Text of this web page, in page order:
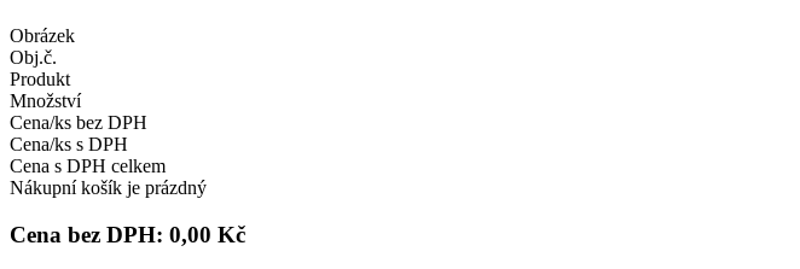
Obrázek
Obj.č.
Produkt
Množství
Cena/ks bez DPH
Cena/ks s DPH
Cena s DPH celkem
Nákupní košík je prázdný
Cena bez DPH: 0,00 Kč